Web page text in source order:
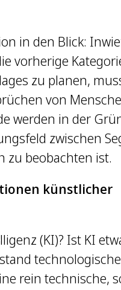
in den Blick:
vorherige
zu planen,
von
werden in der
zwischen
zu beobachten ist.
künstlicher
(KI)? Ist KI
rein technische,